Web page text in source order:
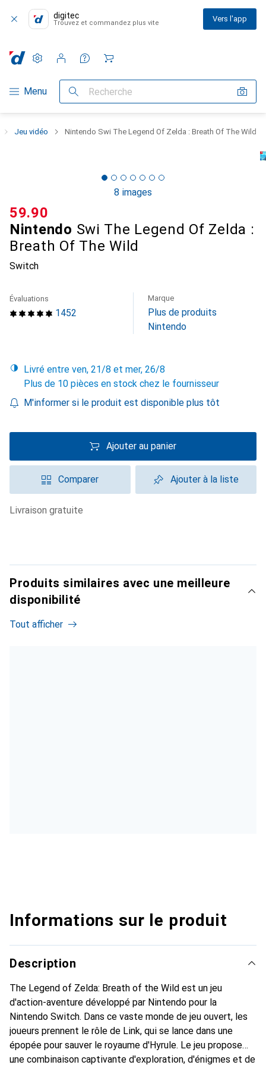
digitec
Trouvez et commandez plus vite Vers l'app
Navigation par catégorie
Menu Recherche
Paramètres
Compte client
Listes de comparaison
Listes d'envies
Panier
Jeu vidéo Nintendo Swi The Legend Of Zelda : Breath Of The Wild
8 images
Nintendo Swi The Legend Of Zelda :
Breath Of The Wild
Switch
CHF
59.90
1452
Évaluations Marque
Plus de produits
Nintendo
Livré entre ven, 21/8 et mer, 26/8
Plus de 10 pièces en stock chez le fournisseur
M'informer si le produit est disponible plus tôt
Ajouter au panier
Comparer Ajouter à la liste
livraison gratuite
Produits similaires avec une meilleure
disponibilité
Tout afficher
Informations sur le produit
Description
The Legend of Zelda: Breath of the Wild est un jeu
d'action-aventure développé par Nintendo pour la
Nintendo Switch. Dans ce vaste monde de jeu ouvert, les
joueurs prennent le rôle de Link, qui se lance dans une
épopée pour sauver le royaume d'Hyrule. Le jeu propose
une combinaison captivante d'exploration, d'énigmes et de